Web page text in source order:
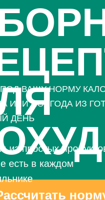
ВАШУ НОРМУ
ИЛИ ПОЛГОДА ИЗ
ДЕНЬ
из простых
есть в каждом